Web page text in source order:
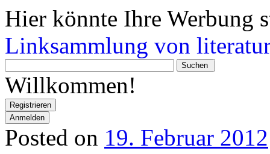
Hier könnte Ihre Werbung
Linksammlung von
suchen
Sie?
Willkommen!
Registrieren
Anmelden
Posted on 19. Februar 2012